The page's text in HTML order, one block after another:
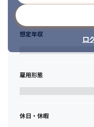
ロ
想定年収
雇用形態
休日・休暇